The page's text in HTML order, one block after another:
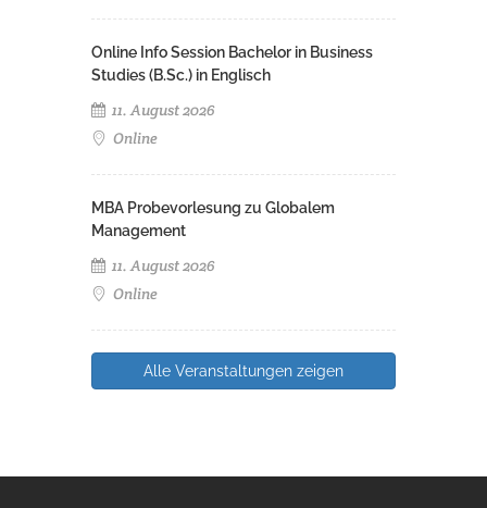
Online Info Session Bachelor in Business
Studies (B.Sc.) in Englisch
11. August 2026
Online
MBA Probevorlesung zu Globalem
Management
11. August 2026
Online
Alle Veranstaltungen zeigen